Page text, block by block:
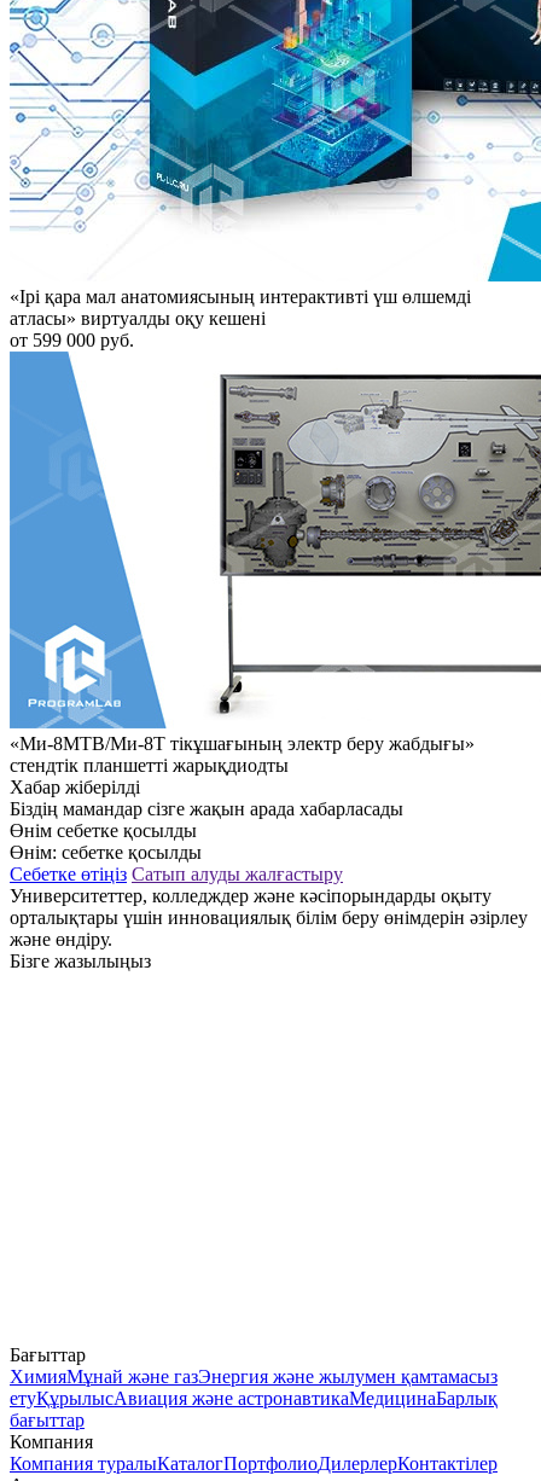
«Ірі қара мал анатомиясының интерактивті үш өлшемді
атласы» виртуалды оқу кешені
от 599 000 руб.
«Ми-8МТВ/Ми-8Т тікұшағының электр беру жабдығы»
стендтік планшетті жарықдиодты
Хабар жіберілді
Біздің мамандар сізге жақын арада хабарласады
Өнім себетке қосылды
Өнім: себетке қосылды
Себетке өтіңіз Сатып алуды жалғастыру
Университеттер, колледждер және кәсіпорындарды оқыту
орталықтары үшін инновациялық білім беру өнімдерін әзірлеу
және өндіру.
Бізге жазылыңыз
Бағыттар
ХимияМұнай және газЭнергия және жылумен қамтамасыз
етуҚұрылысАвиация және астронавтикаМедицинаБарлық
бағыттар
Компания
Компания туралыКаталогПортфолиоДилерлерКонтактілер